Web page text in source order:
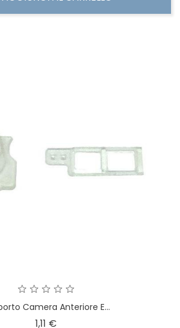
Camera Anteriore E...
1,11 €